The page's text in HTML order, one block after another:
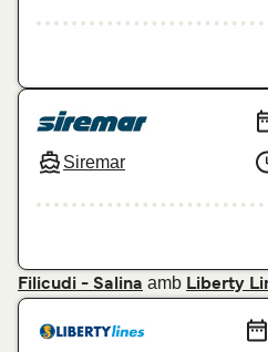
Siremar
Filicudi - Salina amb Liberty